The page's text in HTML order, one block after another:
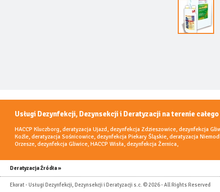
Usługi Dezynfekcji, Dezynsekcji i Deratyzacji na terenie
HACCP Kluczborg, deratyzacja Ujazd, dezynfekcja Zdzieszowice, dezynfekcja
Koźle, deratyzacja Sośnicowice, dezynfekcja Piekary Śląskie, deratyzacja
Orzesze, dezynfekcja Gliwice, HACCP Wisła, dezynfekcja Żernica,
Deratyzacja Źródła »
Ekorat - Usługi Dezynfekcji, Dezynsekcji i Deratyzacji s.c. © 2026 - All Rights Reserved